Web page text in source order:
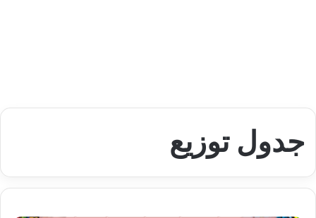
جدول توزيع